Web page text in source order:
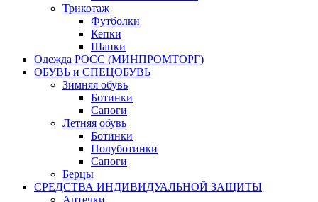
Трикотаж
Футболки
Кепки
Шапки
Одежда РОСС (МИНПРОМТОРГ)
ОБУВЬ и СПЕЦОБУВЬ
Зимняя обувь
Ботинки
Сапоги
Летняя обувь
Ботинки
Полуботинки
Сапоги
Берцы
СРЕДСТВА ИНДИВИДУАЛЬНОЙ ЗАЩИТЫ
Аптечки